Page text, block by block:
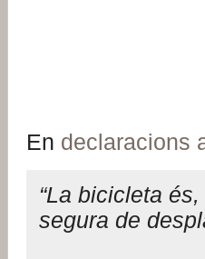
En declaracions
“La bicicleta
segura de